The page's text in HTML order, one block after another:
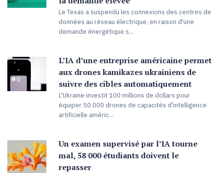
Le Texas a suspendu les connexions des centres de
données au réseau électrique, en raison d'une
demande énergétique s...
L’IA d’une entreprise américaine permet
aux drones kamikazes ukrainiens de
suivre des cibles automatiquement
L'Ukraine investit 100 millions de dollars pour
équiper 50 000 drones de capacités d'intelligence
artificielle améric...
Un examen supervisé par l’IA tourne
mal, 58 000 étudiants doivent le
repasser